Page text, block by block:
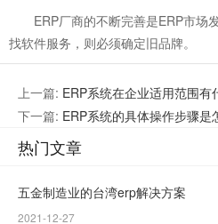
ERP厂商的不断完善是ERP市场
找软件服务，则必须确定旧品牌。
上一篇: ERP系统在企业适用范围有
下一篇: ERP系统的具体操作步骤是
热门文章
五金制造业的台湾erp解决方案
2021-12-27